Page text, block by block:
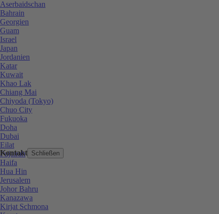
Kontakt Schließen
Aserbaidschan
Bahrain
Georgien
Guam
Israel
Japan
Jordanien
Katar
Kuwait
Khao Lak
Chiang Mai
Chiyoda (Tokyo)
Chuo City
Fukuoka
Doha
Dubai
Eilat
Fujairah
Haifa
Hua Hin
Jerusalem
Johor Bahru
Kanazawa
Kirjat Schmona